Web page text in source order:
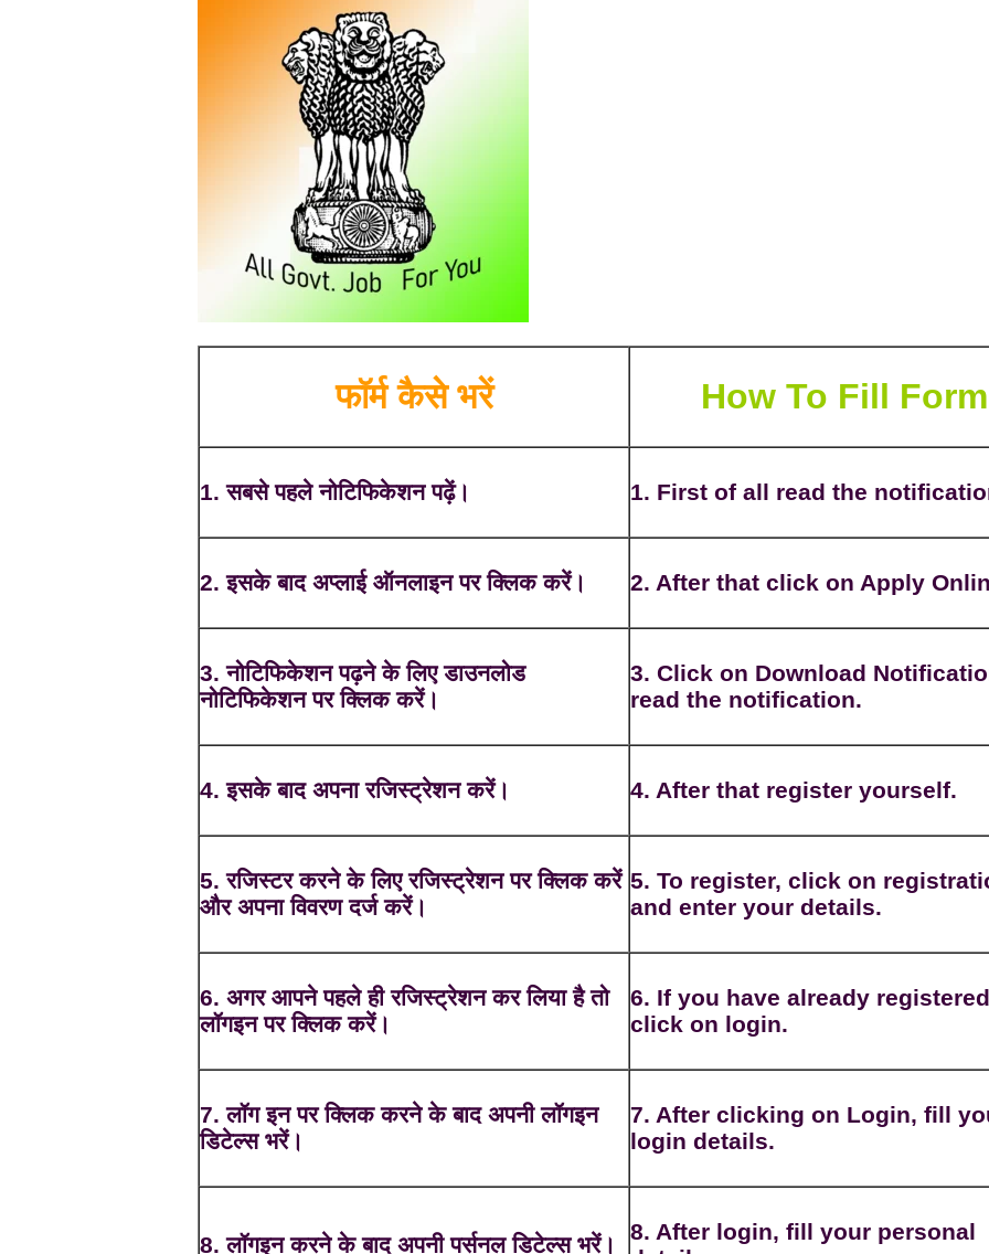
फॉर्म कैसे भरें How To Fill Form
1. सबसे पहले नोटिफिकेशन पढ़ें। 1. First of all read the
2. इसके बाद अप्लाई ऑनलाइन पर क्लिक करें। 2. After that click on Apply
3. नोटिफिकेशन पढ़ने के लिए डाउनलोड
नोटिफिकेशन पर क्लिक करें।
3. Click on Download
read the notification.
4. इसके बाद अपना रजिस्ट्रेशन करें। 4. After that register yourself.
5. रजिस्टर करने के लिए रजिस्ट्रेशन पर क्लिक करें
और अपना विवरण दर्ज करें।
5. To register, click on
and enter your details.
6. अगर आपने पहले ही रजिस्ट्रेशन कर लिया है तो
लॉगइन पर क्लिक करें।
6. If you have already
click on login.
7. लॉग इन पर क्लिक करने के बाद अपनी लॉगइन
डिटेल्स भरें।
7. After clicking on Login, fill
login details.
8. लॉगइन करने के बाद अपनी पर्सनल डिटेल्स भरें।
8. After login, fill your personal